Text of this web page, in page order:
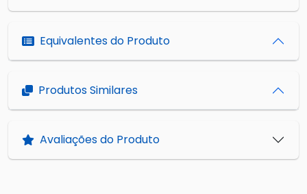
Equivalentes do Produto
Produtos Similares
Avaliações do Produto